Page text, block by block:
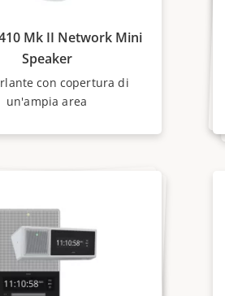
Mk II Network Mini
Speaker
con copertura di
un'ampia area